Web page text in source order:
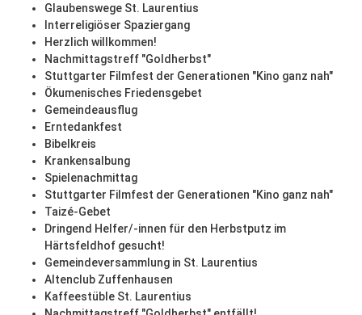
Glaubenswege St. Laurentius
Interreligiöser Spaziergang
Herzlich willkommen!
Nachmittagstreff "Goldherbst"
Stuttgarter Filmfest der Generationen "Kino ganz nah"
Ökumenisches Friedensgebet
Gemeindeausflug
Erntedankfest
Bibelkreis
Krankensalbung
Spielenachmittag
Stuttgarter Filmfest der Generationen "Kino ganz nah"
Taizé-Gebet
Dringend Helfer/-innen für den Herbstputz im
Härtsfeldhof gesucht!
Gemeindeversammlung in St. Laurentius
Altenclub Zuffenhausen
Kaffeestüble St. Laurentius